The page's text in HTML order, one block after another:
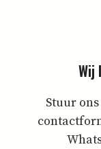
Wij
Stuur